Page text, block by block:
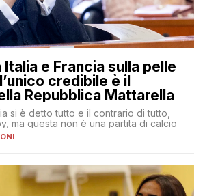
e Francia sulla pelle
credibile è il
Repubblica Mattarella
si è detto tutto e il contrario di tutto,
ma questa non è una partita di calcio